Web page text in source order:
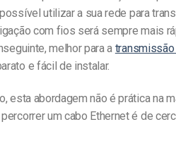
utilizar a sua rede para
com fios será sempre mais
melhor para a
e fácil de instalar.
esta abordagem não é prática na
um cabo Ethernet é de